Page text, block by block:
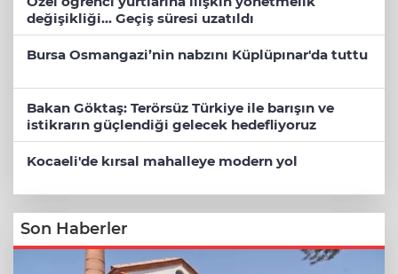
değişikliği... Geçiş süresi uzatıldı
Bursa Osmangazi’nin nabzını Küplüpınar'da tuttu
Bakan Göktaş: Terörsüz Türkiye ile barışın ve
istikrarın güçlendiği gelecek hedefliyoruz
Kocaeli'de kırsal mahalleye modern yol
Son Haberler